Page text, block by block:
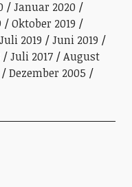
Januar 2020
Oktober 2019
Juli 2019
Juni 2019
Juli 2017
August
Dezember 2005